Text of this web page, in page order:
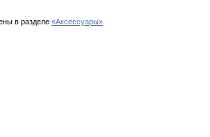
в разделе «Аксессуары»